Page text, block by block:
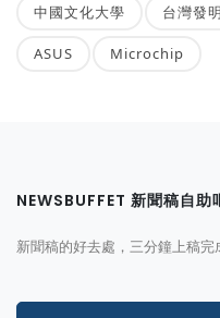
中國文化大學 台灣發
ASUS Microchip
NEWSBUFFET 新聞稿自助
新聞稿的好去處，三分鐘上稿完